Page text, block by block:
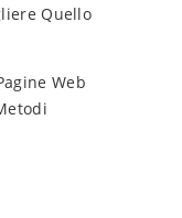
Quello
Web